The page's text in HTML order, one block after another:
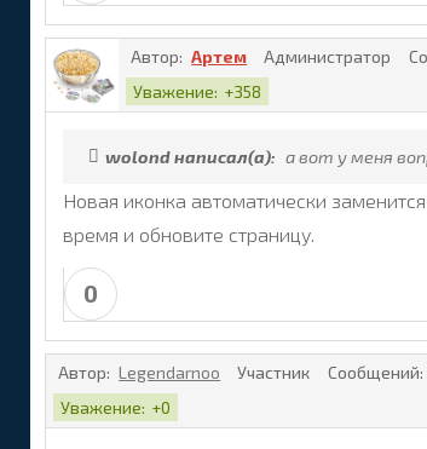
Автор: Артем Администратор
Уважение: +358
wolond написал(а): а вот у меня
Новая иконка автоматически
время и обновите страницу.
0
Автор: Legendarnoo Участник Сообщений:
Уважение: +0